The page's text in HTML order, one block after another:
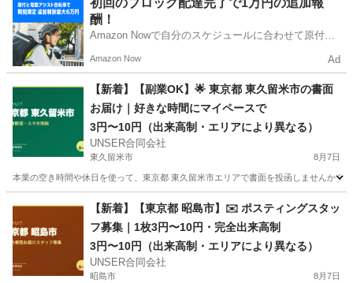
初回のブロック配達完了で1万円の追加報
酬！
Amazon Nowで自分のスケジュールに合わせて原付や
う！
Amazon Now Ad
【新着】【副業OK】🌟 東京都 東久留米市の書面
お届け｜好きな時間にマイペースで
3円〜10円（出来高制・エリアにより異なる）
UNSER合同会社
東久留米市 8月7日
本業の空き時間や休日を使って、東京都 東久留米市エリアで書面を投函しませんか
東久留米市 ポスティング マイペース
【新着】【東京都 昭島市】✉️ ポスティングスタッ
フ募集｜1枚3円〜10円・完全出来高制
3円〜10円（出来高制・エリアにより異なる）
UNSER合同会社
昭島市 8月7日